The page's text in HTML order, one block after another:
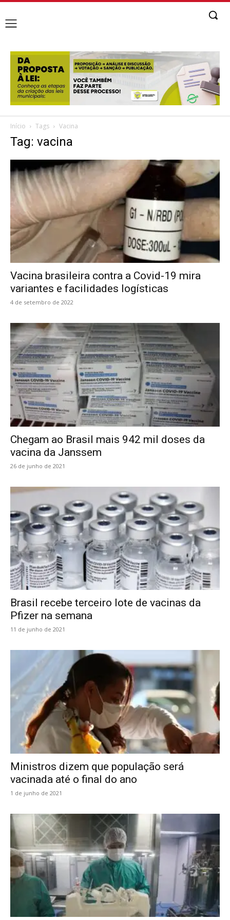
Início Tags Vacina
Tag: vacina
Vacina brasileira contra a Covid-19 mira
variantes e facilidades logísticas
4 de setembro de 2022
Chegam ao Brasil mais 942 mil doses da
vacina da Janssem
26 de junho de 2021
Brasil recebe terceiro lote de vacinas da
Pfizer na semana
11 de junho de 2021
Ministros dizem que população será
vacinada até o final do ano
1 de junho de 2021